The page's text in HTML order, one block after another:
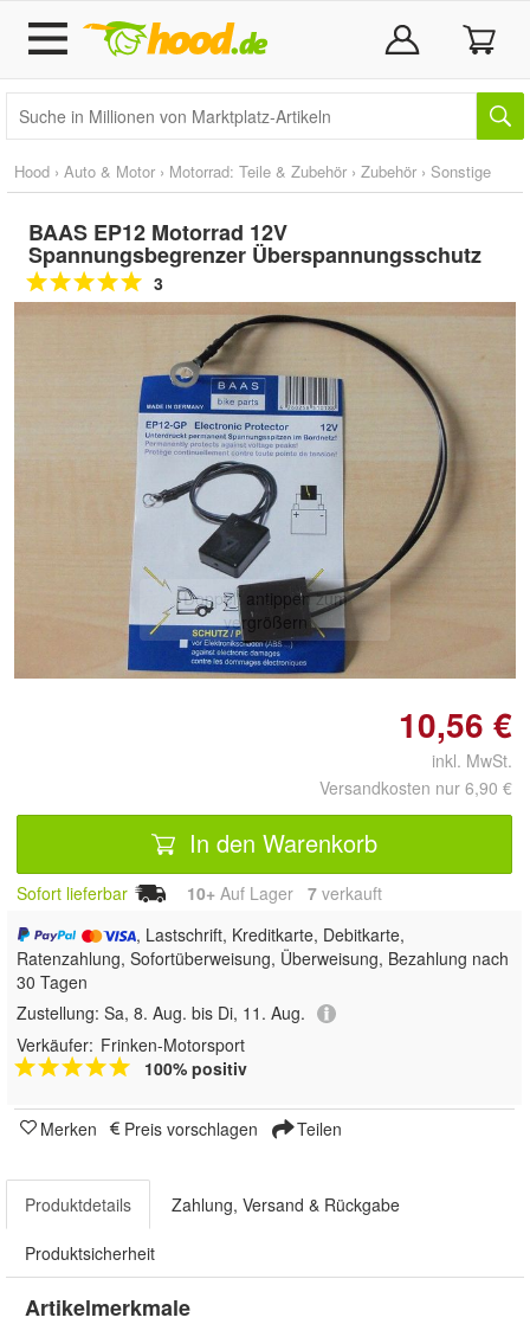
Hood › Auto & Motor › Motorrad: Teile & Zubehör › Zubehör › Sonstige
BAAS EP12 Motorrad 12V
Spannungsbegrenzer Überspannungsschutz
3
Doppelt antippen zum
vergrößern
10,56 €
inkl. MwSt.
Versandkosten nur 6,90 €
In den Warenkorb
Sofort lieferbar 10+ Auf Lager 7 verkauft
, Lastschrift, Kreditkarte, Debitkarte,
Ratenzahlung, Sofortüberweisung, Überweisung, Bezahlung nach
30 Tagen
Zustellung: Sa, 8. Aug. bis Di, 11. Aug.
Verkäufer: Frinken-Motorsport
100% positiv
Merken Preis vorschlagen Teilen
Produktdetails Zahlung, Versand & Rückgabe
Produktsicherheit
Artikelmerkmale